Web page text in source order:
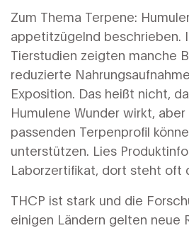
Zum Thema Terpene:
appetitzügelnd beschrieben.
Tierstudien zeigten manche
reduzierte
Exposition. Das heißt nicht,
Humulene Wunder wirkt,
passenden Terpenprofil
unterstützen. Lies
Laborzertifikat, dort steht oft
THCP ist stark und die
einigen Ländern gelten neue